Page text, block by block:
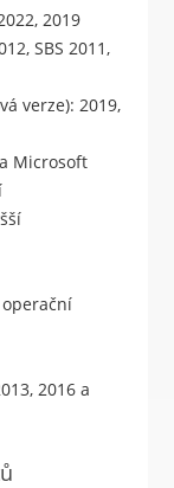
2019
SBS 2011,
verze): 2019,
Microsoft
2016 a